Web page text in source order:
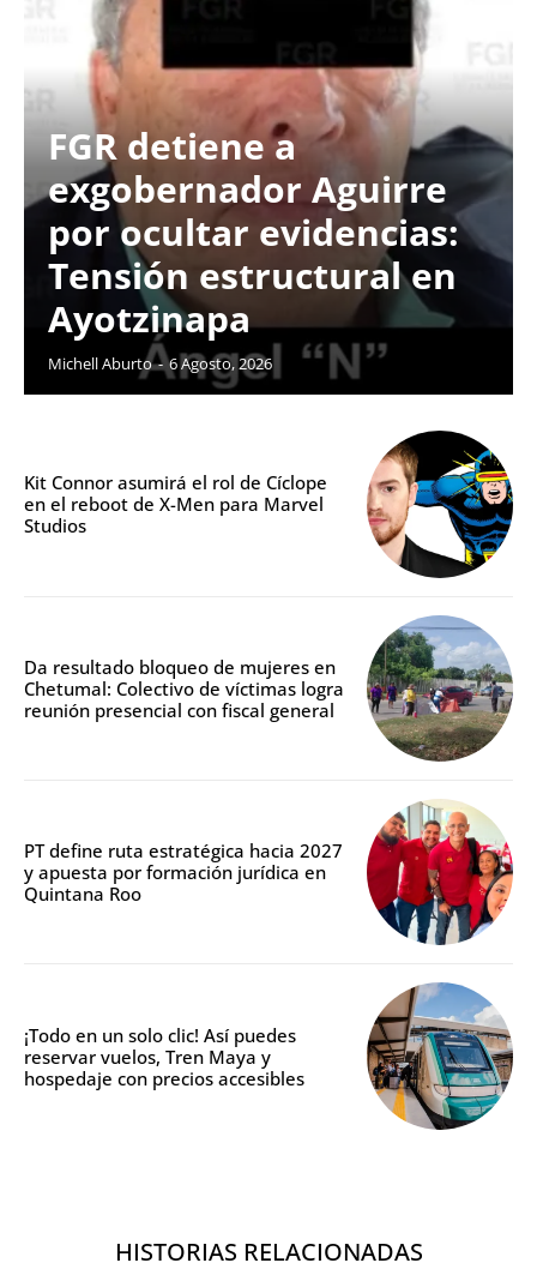
FGR detiene a
exgobernador Aguirre
por ocultar evidencias:
Tensión estructural en
Ayotzinapa
Michell Aburto - 6 Agosto, 2026
Kit Connor asumirá el rol de Cíclope
en el reboot de X-Men para Marvel
Studios
Da resultado bloqueo de mujeres en
Chetumal: Colectivo de víctimas logra
reunión presencial con fiscal general
PT define ruta estratégica hacia 2027
y apuesta por formación jurídica en
Quintana Roo
¡Todo en un solo clic! Así puedes
reservar vuelos, Tren Maya y
hospedaje con precios accesibles
HISTORIAS RELACIONADAS